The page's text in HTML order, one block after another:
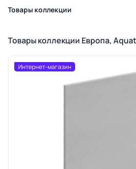
Товары коллекции
Товары коллекции Европа,
Интернет-магазин